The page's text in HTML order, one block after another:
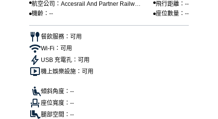
航空公司：Accesrail And Partner Railway
s
飛行距離：--
機齡：--
座位數量：--
餐飲服務：可用
Wi-Fi：可用
USB 充電孔：可用
機上娛樂設施：可用
傾斜角度：--
座位寬度：--
腿部空間：--